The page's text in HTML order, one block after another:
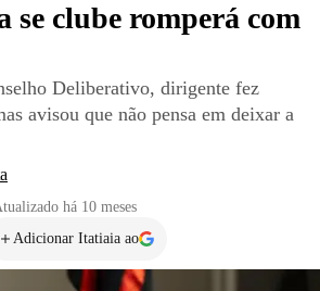
se clube romperá com
Deliberativo, dirigente fez
avisou que não pensa em deixar a
há 10 meses
Adicionar Itatiaia ao